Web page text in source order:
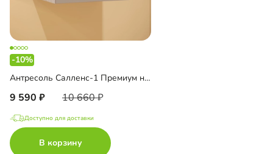
-10%
Антресоль Салленс-1 Премиум навесная
9 590 10 660
Доступно для доставки
В корзину